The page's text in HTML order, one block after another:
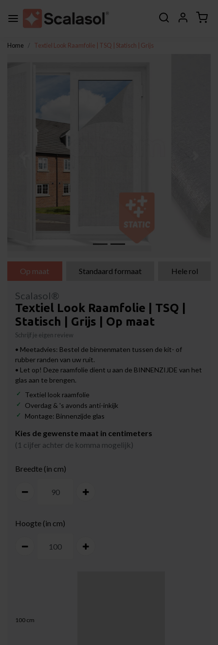
Home Textiel Look Raamfolie | TSQ | Statisch | Grijs
Vorige
Op maat Standaard formaat Hele rol
Scalasol®
Textiel Look Raamfolie | TSQ |
Statisch | Grijs | Op maat
Schrijf je eigen review
• Meetadvies: Bestel de binnenmaten tussen de kit- of
rubber randen van uw ruit.
• Let op! Deze raamfolie dient u aan de BINNENZIJDE van het
glas aan te brengen.
Textiel look raamfolie
Overdag & 's avonds anti-inkijk
Montage: Binnenzijde glas
Kies de gewenste maat in centimeters
(1 cijfer achter de komma mogelijk)
Breedte (in cm)
Hoogte (in cm)
100 cm